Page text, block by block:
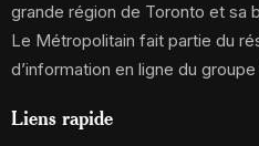
grande région de Toronto et sa
Le Métropolitain fait partie du
d’information en ligne du
Liens rapide